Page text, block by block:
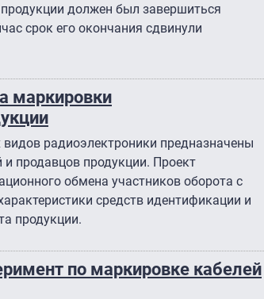
должен был завершиться
срок его окончания сдвинули
маркировки
радиоэлектроники предназначены
и продавцов продукции. Проект
обмена участников оборота с
средств идентификации и
продукции.
по маркировке кабелей